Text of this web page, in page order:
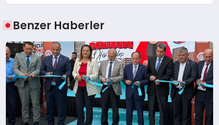
Benzer Haberler